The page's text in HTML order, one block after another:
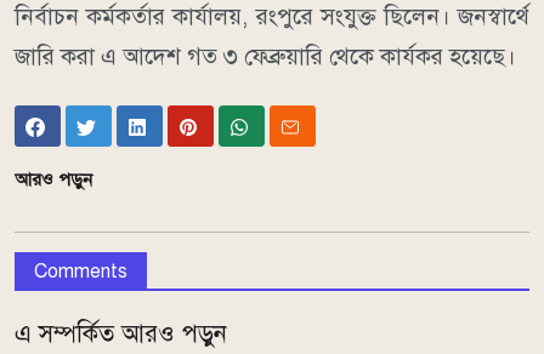
নির্বাচন কর্মকর্তার কার্যালয়, রংপুরে সংযুক্ত ছিলেন। জনস্বার্থে
জারি করা এ আদেশ গত ৩ ফেব্রুয়ারি থেকে কার্যকর হয়েছে।
আরও পড়ুন
Comments
এ সম্পর্কিত আরও পড়ুন